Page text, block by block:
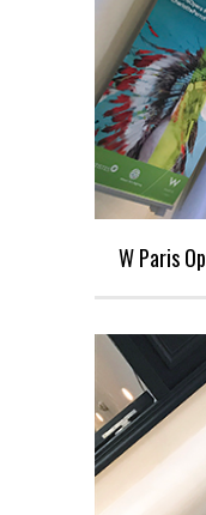
W Paris